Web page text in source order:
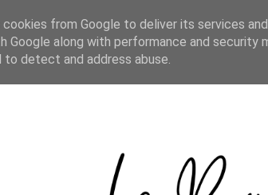
CATEGORIES CONTACT
from Google to deliver its services
Google along with performance and
detect and address abuse.